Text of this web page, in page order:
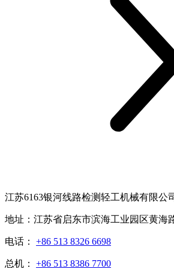
江苏6163银河线路检测轻工机械有限公
地址：江苏省启东市滨海工业园区黄海
电话： +86 513 8326 6698
总机： +86 513 8386 7700